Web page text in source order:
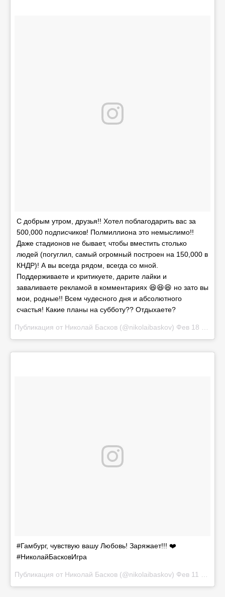
С добрым утром, друзья!! Хотел поблагодарить вас за
500,000 подписчиков! Полмиллиона это немыслимо!!
Даже стадионов не бывает, чтобы вместить столько
людей (погуглил, самый огромный построен на 150,000 в
КНДР)! А вы всегда рядом, всегда со мной.
Поддерживаете и критикуете, дарите лайки и
заваливаете рекламой в комментариях 😆😆😆 но зато вы
мои, родные!! Всем чудесного дня и абсолютного
счастья! Какие планы на субботу?? Отдыхаете?
Публикация от Николай Басков (@nikolaibaskov) Фев 18 2017 в 12:17 PST
#Гамбург, чувствую вашу Любовь! Заряжает!!! ❤️
#НиколайБасковИгра
Публикация от Николай Басков (@nikolaibaskov) Фев 11 2017 в 10:39 PST